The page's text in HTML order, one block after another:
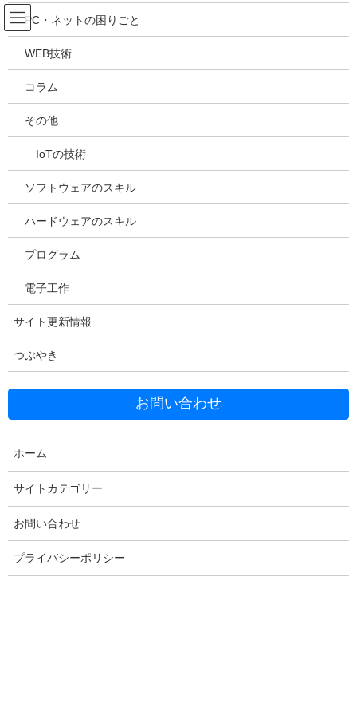
コ
ン
テ
ツ
ス
ッ
ナ
ビ
ゲ
シ
ン
移
吉川万能ＩＴ研究所
メディア
HOME
2024年3月29日
20240329215221
Facebook X Bluesky
Copy
コメントを残す
PC・ネットの困りごと
WEB技術
コラム
その他
IoTの技術
ソフトウェアのスキル
ハードウェアのスキル
プログラム
電子工作
サイト更新情報
つぶやき
お問い合わせ
ホーム
サイトカテゴリー
お問い合わせ
プライバシーポリシー